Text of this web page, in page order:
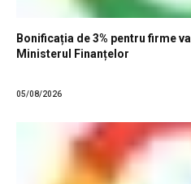
Bonificația de 3% pentru firme
Ministerul Finanțelor
05/08/2026